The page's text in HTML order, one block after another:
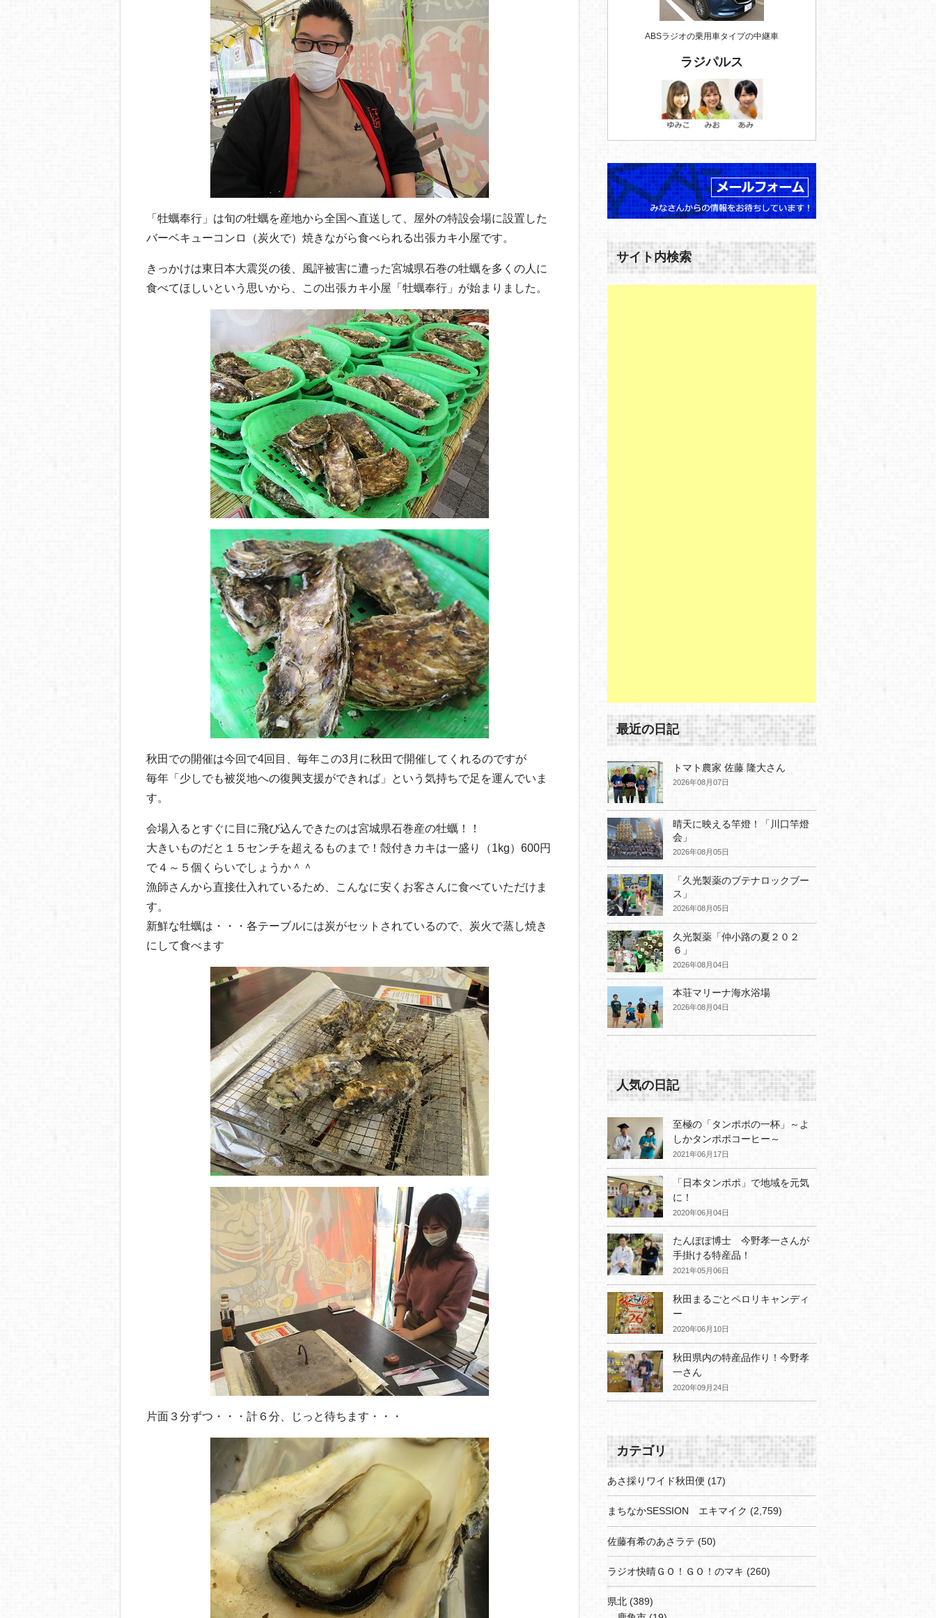
「牡蠣奉行」は旬の牡蠣を産地から全国へ直送して、屋外の特設会場に設置した
バーベキューコンロ（炭火で）焼きながら食べられる出張カキ小屋です。
きっかけは東日本大震災の後、風評被害に遭った宮城県石巻の牡蠣を多くの人に
食べてほしいという思いから、この出張カキ小屋「牡蠣奉行」が始まりました。
秋田での開催は今回で4回目、毎年この3月に秋田で開催してくれるのですが
毎年「少しでも被災地への復興支援ができれば」という気持ちで足を運んでいま
す。
会場入るとすぐに目に飛び込んできたのは宮城県石巻産の牡蠣！！
大きいものだと１５センチを超えるものまで！殻付きカキは一盛り（1kg）600円
で４～５個くらいでしょうか＾＾
漁師さんから直接仕入れているため、こんなに安くお客さんに食べていただけま
す。
新鮮な牡蠣は・・・各テーブルには炭がセットされているので、炭火で蒸し焼き
にして食べます
片面３分ずつ・・・計６分、じっと待ちます・・・
ABSラジオの乗用車タイプの中継車
ラジパルス
サイト内検索
最近の日記
トマト農家 佐藤 隆大さん
2026年08月07日
晴天に映える竿燈！「川口竿燈
会」
2026年08月05日
「久光製薬のブテナロックブー
ス」
2026年08月05日
久光製薬「仲小路の夏２０２
６」
2026年08月04日
本荘マリーナ海水浴場
2026年08月04日
人気の日記
至極の「タンポポの一杯」～よ
しかタンポポコーヒー～
2021年06月17日
「日本タンポポ」で地域を元気
に！
2020年06月04日
たんぽぽ博士 今野孝一さんが
手掛ける特産品！
2021年05月06日
秋田まるごとペロリキャンディ
ー
2020年06月10日
秋田県内の特産品作り！今野孝
一さん
2020年09月24日
カテゴリ
あさ採りワイド秋田便 (17)
まちなかSESSION エキマイク (2,759)
佐藤有希のあさラテ (50)
ラジオ快晴ＧＯ！ＧＯ！のマキ (260)
県北 (389)